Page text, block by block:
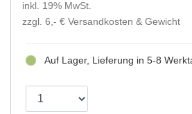
inkl. 19% MwSt.
zzgl. 6,- € Versandkosten & Gewicht
Auf Lager, Lieferung in 5-8